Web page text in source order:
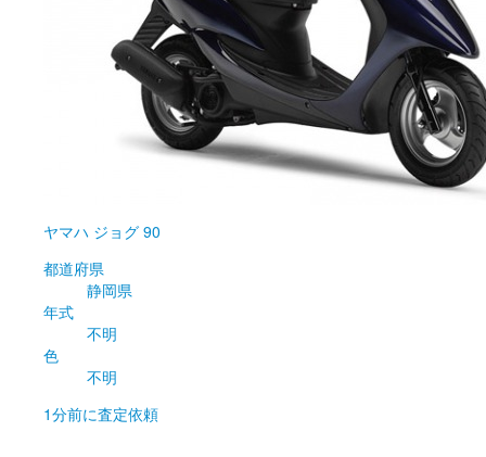
ヤマハ ジョグ 90
都道府県
静岡県
年式
不明
色
不明
1分前に査定依頼